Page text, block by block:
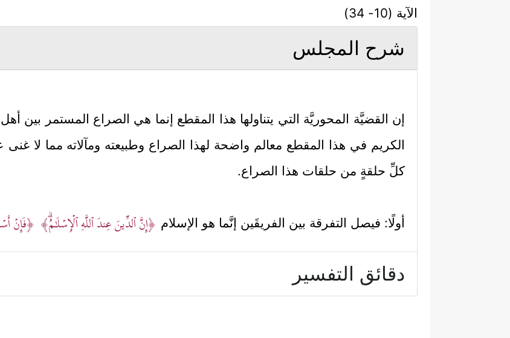
الآية (10- 34)
شرح المجلس
إن القضيَّة المحوريَّة التي يتناولها هذا المقطع إنما هي الصراع المستمر بين
الكريم في هذا المقطع معالم واضحة لهذا الصراع وطبيعته ومآلاته مما لا
كلِّ حلقةٍ من حلقات هذا الصراع.
أولًا: فيصل التفرقة بين الفريقَين إنَّما هو الإسلام ﴿إِنَّ ٱلدِّینَ عِندَ ٱللَّهِ ٱلۡإِسۡلَـٰمُۗ﴾ ﴿فَإِنۡ
ثانيًا: يتميَّز المؤمنون بكل عمل صالح ونافع للبشريَّة
﴿ٱلَّذِینَ یَقُولُونَ رَبَّنَاۤ إِنَّنَاۤ ءَامَنَّا
دقائق التفسير